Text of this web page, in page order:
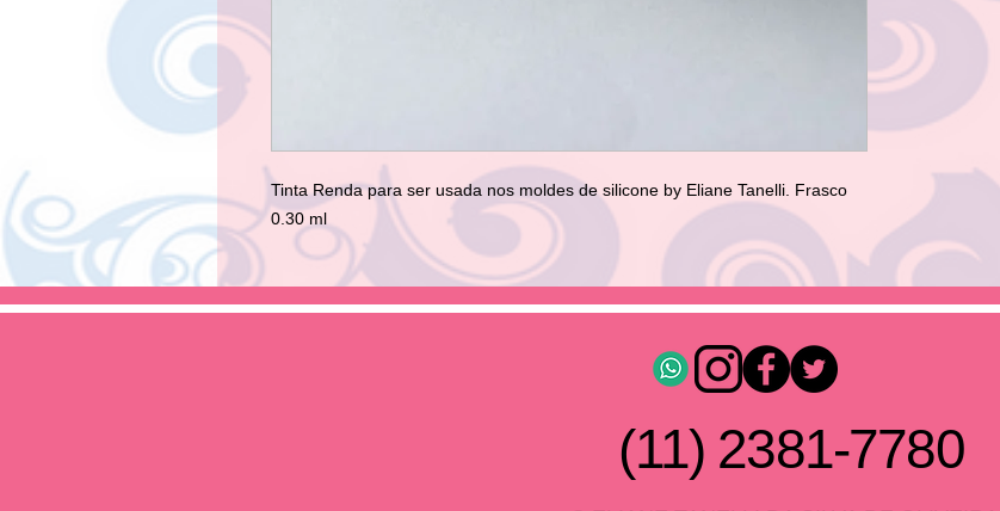
Tinta Renda para ser usada nos moldes de silicone by Eliane Tanelli. Frasco
0.30 ml
(11) 2381-7780